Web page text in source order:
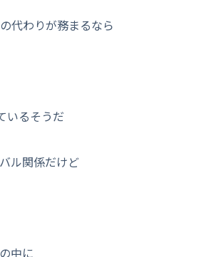
代わりが務まるなら
いるそうだ
ル関係だけど
中に